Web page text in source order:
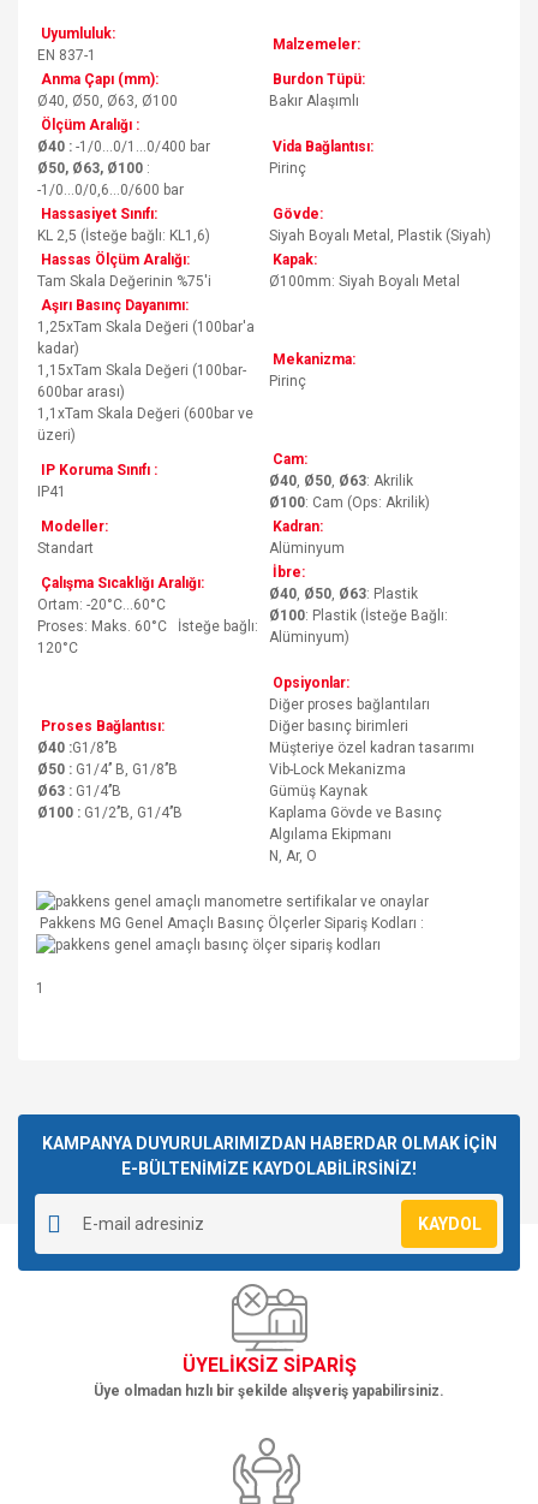
Uyumluluk:
EN 837-1
Malzemeler:
Anma Çapı (mm):
Ø40, Ø50, Ø63, Ø100
Burdon Tüpü:
Bakır Alaşımlı
Ölçüm Aralığı :
Ø40 : -1/0...0/1...0/400 bar
Ø50, Ø63, Ø100 :
-1/0...0/0,6...0/600 bar
Vida Bağlantısı:
Pirinç
Hassasiyet Sınıfı:
KL 2,5 (İsteğe bağlı: KL1,6)
Gövde:
Siyah Boyalı Metal, Plastik (Siyah)
Hassas Ölçüm Aralığı:
Tam Skala Değerinin %75'i
Kapak:
Ø100mm: Siyah Boyalı Metal
Aşırı Basınç Dayanımı:
1,25xTam Skala Değeri (100bar'a
kadar)
1,15xTam Skala Değeri (100bar-
600bar arası)
1,1xTam Skala Değeri (600bar ve
üzeri)
Mekanizma:
Pirinç
IP Koruma Sınıfı :
IP41
Cam:
Ø40, Ø50, Ø63: Akrilik
Ø100: Cam (Ops: Akrilik)
Modeller:
Standart
Kadran:
Alüminyum
Çalışma Sıcaklığı Aralığı:
Ortam: -20°C…60°C
Proses: Maks. 60°C İsteğe bağlı:
120°C
İbre:
Ø40, Ø50, Ø63: Plastik
Ø100: Plastik (İsteğe Bağlı:
Alüminyum)
Proses Bağlantısı:
Ø40 :G1/8’’B
Ø50 : G1/4’’ B, G1/8’’B
Ø63 : G1/4’’B
Ø100 : G1/2’’B, G1/4’’B
Opsiyonlar:
Diğer proses bağlantıları
Diğer basınç birimleri
Müşteriye özel kadran tasarımı
Vib-Lock Mekanizma
Gümüş Kaynak
Kaplama Gövde ve Basınç
Algılama Ekipmanı
N, Ar, O
Pakkens MG Genel Amaçlı Basınç Ölçerler Sipariş Kodları :
1
Yorum Yaz
kullanarak tarafımıza iletebilirsiniz.
Görüş ve önerileriniz için teşekkür ederiz.
Ürün resmi kalitesiz, bozuk veya görüntülenemiyor.
Ürün açıklamasında eksik bilgiler bulunuyor.
Ürün bilgilerinde hatalar bulunuyor.
Ürün fiyatı diğer sitelerden daha pahalı.
Bu ürüne benzer farklı alternatifler olmalı.
Gönder
KAMPANYA DUYURULARIMIZDAN HABERDAR OLMAK İÇİN
E-BÜLTENİMİZE KAYDOLABİLİRSİNİZ!
KAYDOL
ÜYELİKSİZ SİPARİŞ
Üye olmadan hızlı bir şekilde alışveriş yapabilirsiniz.